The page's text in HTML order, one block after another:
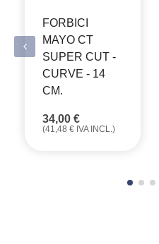
FORBICI
MAYO CT
SUPER CUT -
CURVE - 14
CM.
34,00 €
(41,48 € IVA INCL.)